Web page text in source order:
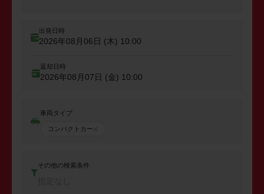
出発日時
2026年08月06日 (木) 10:00
返却日時
2026年08月07日 (金) 10:00
車両タイプ
コンパクトカー
その他の検索条件